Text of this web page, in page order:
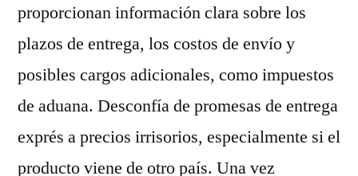
proporcionan información clara sobre los
plazos de entrega, los costos de envío y
posibles cargos adicionales, como impuestos
de aduana. Desconfía de promesas de entrega
exprés a precios irrisorios, especialmente si el
producto viene de otro país. Una vez